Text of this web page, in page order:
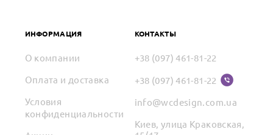
ИНФОРМАЦИЯ
О компании
Оплата и доставка
Условия
конфиденциальности
КОНТАКТЫ
+38 (097) 461-81-22
+38 (097) 461-81-22
info@wcdesign.com.ua
Киев, улица Краковская,